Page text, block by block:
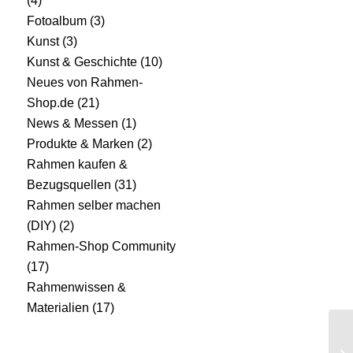
Fotoalbum (3)
Kunst(3)
Kunst & Geschichte (10)
Neues von Rahmen-
Shop.de (21)
News & Messen (1)
Produkte & Marken (2)
Rahmen kaufen &
Bezugsquellen (31)
Rahmen selber machen
(DIY) (2)
Rahmen-Shop Community
(17)
Rahmenwissen &
Materialien (17)